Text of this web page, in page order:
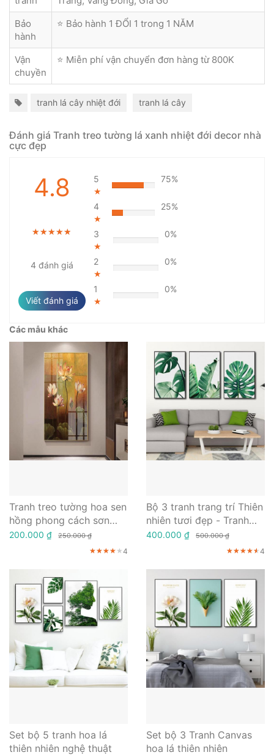
Bảo
hành
⭐ Bảo hành 1 ĐỔI 1 trong 1 NĂM
Vận
chuyền
⭐ Miễn phí vận chuyển đơn hàng từ 800K
tranh lá cây nhiệt đới tranh lá cây
Đánh giá Tranh treo tường lá xanh nhiệt đới decor nhà
cực đẹp
4.8
★★★★★
★★★★★
★★★★★
4 đánh giá
Viết đánh giá
5
★
75%
4
★
25%
3
★
0%
2
★
0%
1
★
0%
Các mẫu khác
Tranh treo tường hoa sen
hồng phong cách sơn
dầu độc lạ
200.000 ₫ 250.000 ₫
★★★★★
★★★★★
★★★★★4
Bộ 3 tranh trang trí Thiên
nhiên tươi đẹp - Tranh
canvas hoa lá thiên nhiên
400.000 ₫ 500.000 ₫
★★★★★
★★★★★
★★★★★4
Set bộ 5 tranh hoa lá
thiên nhiên nghệ thuật
Set bộ 3 Tranh Canvas
hoa lá thiên nhiên